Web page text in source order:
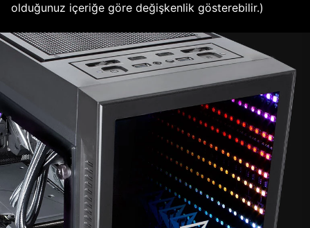
olduğunuz içeriğe göre değişkenlik gösterebilir.)